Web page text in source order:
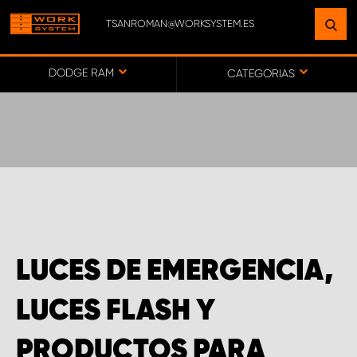
TSANROMAN@WORKSYSTEM.ES
DODGE RAM CATEGORIAS
LUCES DE EMERGENCIA,
LUCES FLASH Y
ENCUENTRE UNA INSTALACIÓN
CERCA DE USTED